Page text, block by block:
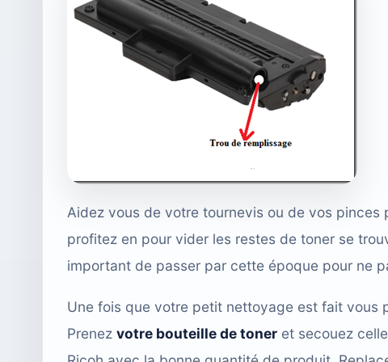
Aidez vous de votre tournevis ou de vos pinces
profitez en pour vider les restes de toner se
important de passer par cette époque pour ne
Une fois que votre petit nettoyage est fait vous
Prenez votre bouteille de toner et secouez